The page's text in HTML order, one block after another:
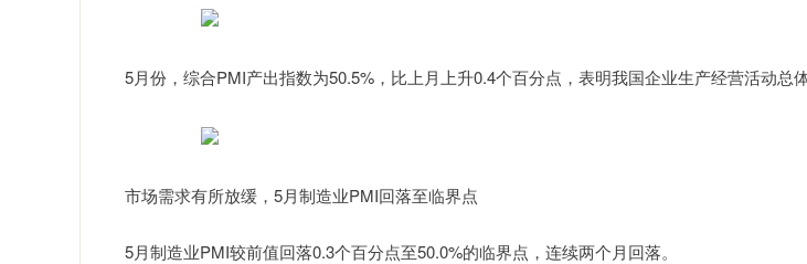
5月份，综合PMI产出指数为50.5%，比上月上升0.4个百分点，表明我国企业生产经营活动总体
市场需求有所放缓，5月制造业PMI回落至临界点
5月制造业PMI较前值回落0.3个百分点至50.0%的临界点，连续两个月回落。